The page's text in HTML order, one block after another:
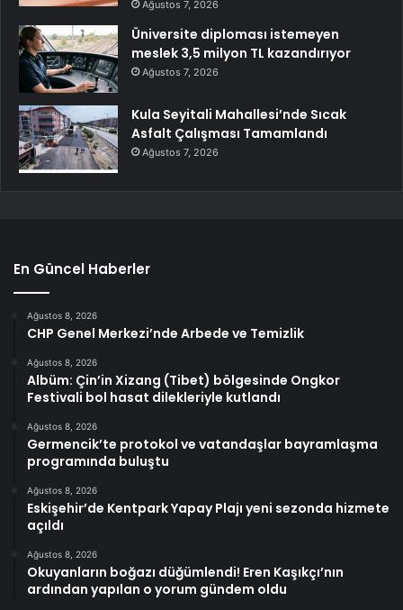
Ağustos 7, 2026
Üniversite diploması istemeyen
meslek 3,5 milyon TL kazandırıyor
Ağustos 7, 2026
Kula Seyitali Mahallesi’nde Sıcak
Asfalt Çalışması Tamamlandı
Ağustos 7, 2026
En Güncel Haberler
Ağustos 8, 2026
CHP Genel Merkezi’nde Arbede ve Temizlik
Ağustos 8, 2026
Albüm: Çin’in Xizang (Tibet) bölgesinde Ongkor
Festivali bol hasat dilekleriyle kutlandı
Ağustos 8, 2026
Germencik’te protokol ve vatandaşlar bayramlaşma
programında buluştu
Ağustos 8, 2026
Eskişehir’de Kentpark Yapay Plajı yeni sezonda hizmete
açıldı
Ağustos 8, 2026
Okuyanların boğazı düğümlendi! Eren Kaşıkçı’nın
ardından yapılan o yorum gündem oldu